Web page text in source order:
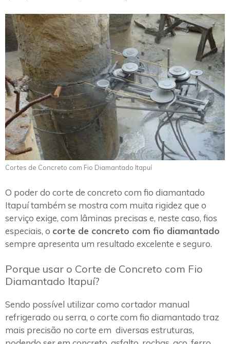
Cortes de Concreto com Fio Diamantado Itapuí
O poder do corte de concreto com fio diamantado
Itapuí também se mostra com muita rigidez que o
serviço exige, com lâminas precisas e, neste caso, fios
especiais, o corte de concreto com fio diamantado
sempre apresenta um resultado excelente e seguro.
Porque usar o Corte de Concreto com Fio
Diamantado Itapuí?
Sendo possível utilizar como cortador manual
refrigerado ou serra, o corte com fio diamantado traz
mais precisão no corte em diversas estruturas,